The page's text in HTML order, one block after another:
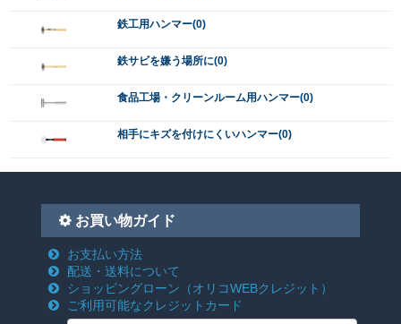
鉄工用ハンマー(0)
鉄サビを嫌う場所に(0)
食品工場・クリーンルーム用ハンマー(0)
相手にキズを付けにくいハンマー(0)
お買い物ガイド
お支払い方法
配送・送料について
ショッピングローン （オリコWEBクレジット）
ご利用可能なクレジットカード